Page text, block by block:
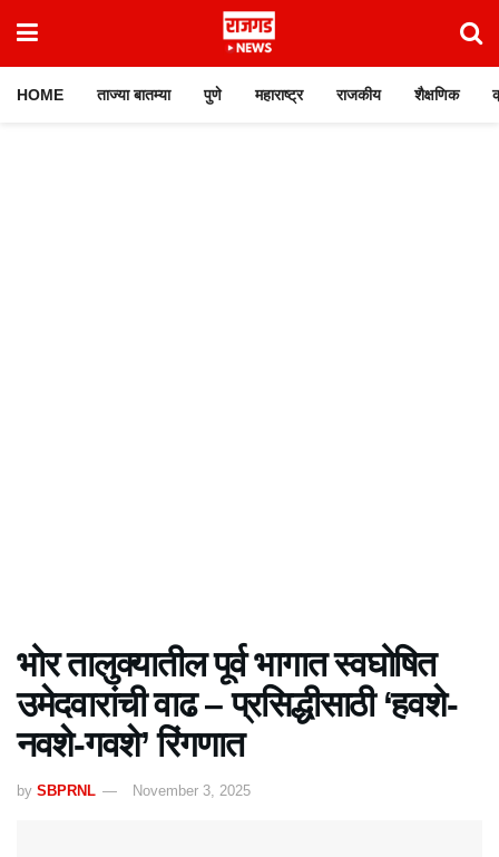
HOME ताज्या बातम्या पुणे महाराष्ट्र राजकीय शैक्षणिक
भोर तालुक्यातील पूर्व भागात स्वघोषित
उमेदवारांची वाढ – प्रसिद्धीसाठी ‘हवशे-
नवशे-गवशे’ रिंगणात
by SBPRNL November 3, 2025